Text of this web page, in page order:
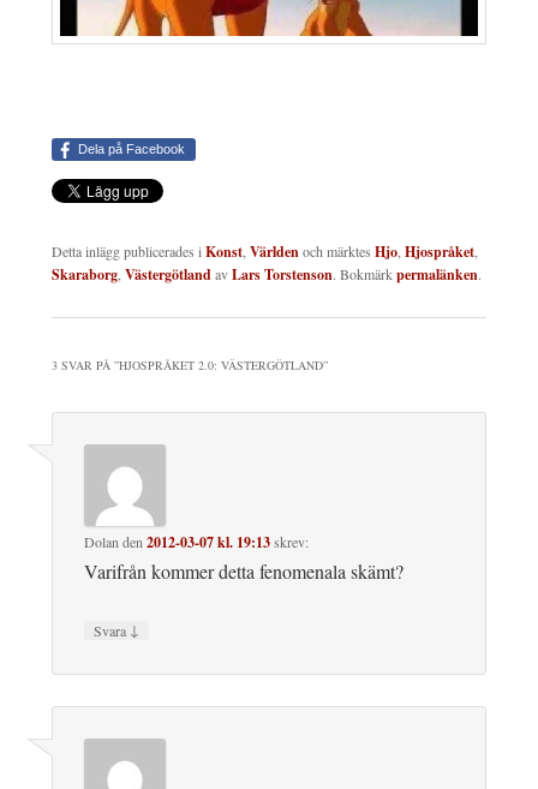
Dela på Facebook
Detta inlägg publicerades iKonst,Världenoch märktes Hjo,Hjospråket,
Skaraborg,VästergötlandavLars Torstenson. Bokmärkpermalänken.
3 SVAR PÅ ”HJOSPRÅKET 2.0: VÄSTERGÖTLAND”
Dolanden2012-03-07 kl. 19:13skrev:
Varifrån kommer detta fenomenala skämt?
Svara ↓